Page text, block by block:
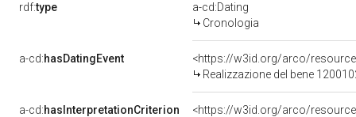
rdf:type
a-cd:Dating
Cronologia
a-cd:hasDatingEvent
<https://w3id.org/arco/
Realizzazione del bene
a-cd:hasInterpretationCriterion
<https://w3id.org/arco/